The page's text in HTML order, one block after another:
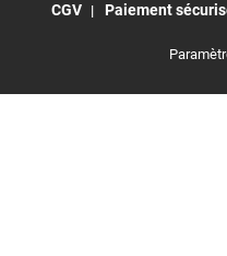
CGV Paiement